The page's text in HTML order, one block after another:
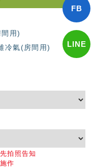
用)
冷氣(房間用)
拍照告知
作